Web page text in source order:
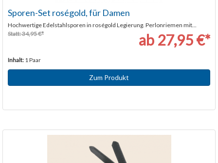
Sporen-Set roségold, für Damen
Hochwertige Edelstahlsporen in roségold Legierung. Perlonriemen mit...
Statt: 34,95 €*
ab 27,95 €*
Inhalt: 1 Paar
Zum Produkt